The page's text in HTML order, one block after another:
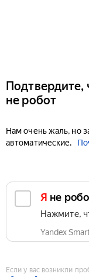
Подтвердите,
не робот
Нам очень жаль, но
автоматические.
Я не
Нажмите,
Yandex
Если у вас возникли